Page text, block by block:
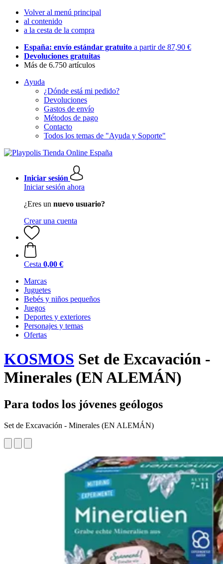
Volver al menú principal
al contenido
a la cesta de la compra
España: envío estándar gratuito a partir de 87,90 €
Devoluciones gratuitas
Más de 6.750 artículos
Ayuda
¿Dónde está mi pedido?
Devoluciones
Gastos de envío
Métodos de pago
Contacto
Todos los temas de "Ayuda y Soporte"
Iniciar sesión
Iniciar sesión ahora
¿Eres un nuevo usuario?
Crear una cuenta
Cesta 0,00 €
Marcas
Juguetes
Bebés y niños pequeños
Juegos
Deportes y exteriores
Personajes y temas
Ofertas
KOSMOS Set de Excavación -
Minerales (EN ALEMÁN)
Para todos los jóvenes geólogos
Set de Excavación - Minerales (EN ALEMÁN)